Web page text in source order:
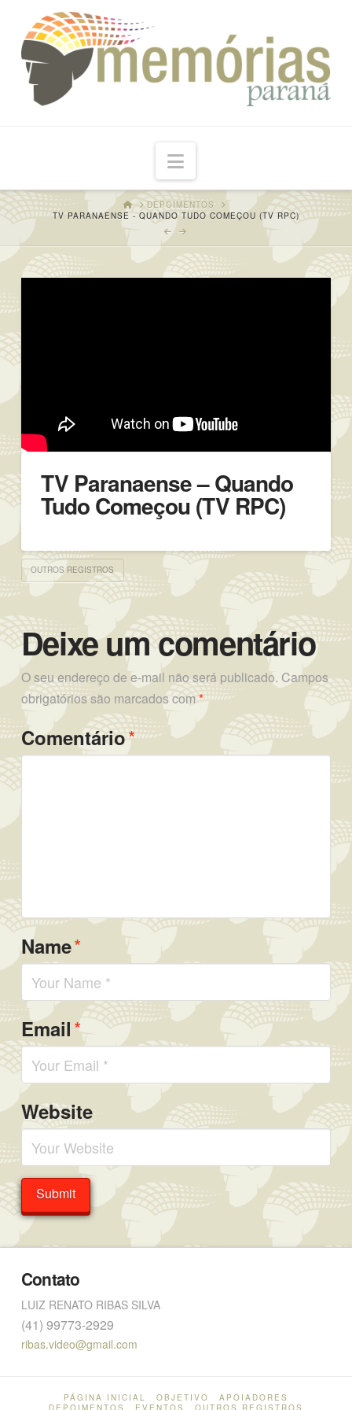
Navigation
HOMEDEPOIMENTOS
TV PARANAENSE - QUANDO TUDO COMEÇOU (TV RPC)
TV Paranaense – Quando
Tudo Começou (TV RPC)
OUTROS REGISTROS
Deixe um comentário
O seu endereço de e-mail não será publicado. Campos
obrigatórios são marcados com*
Comentário*
Name*
Email*
Website
Contato
LUIZ RENATO RIBAS SILVA
(41) 99773-2929
ribas.video@gmail.com
PÁGINA INICIAL OBJETIVO
APOIADORES
DEPOIMENTOS
EVENTOS OUTROS REGISTROS